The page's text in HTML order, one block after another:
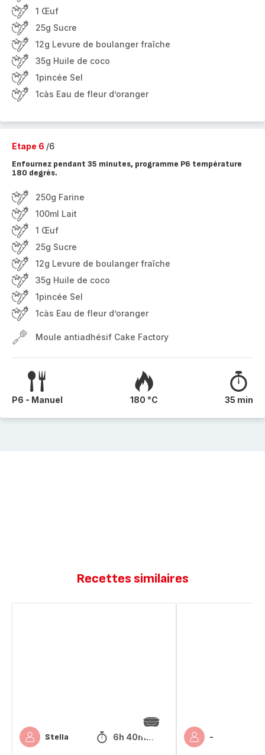
1 Œuf
25g Sucre
12g Levure de boulanger fraîche
35g Huile de coco
1pincée Sel
1càs Eau de fleur d’oranger
Etape 6 /6
Enfournez pendant 35 minutes, programme P6 température
180 degrés.
250g Farine
100ml Lait
1 Œuf
25g Sucre
12g Levure de boulanger fraîche
35g Huile de coco
1pincée Sel
1càs Eau de fleur d’oranger
Moule antiadhésif Cake Factory
P6 - Manuel 180 °C 35 min
Recettes similaires
Stella 6h 40min -